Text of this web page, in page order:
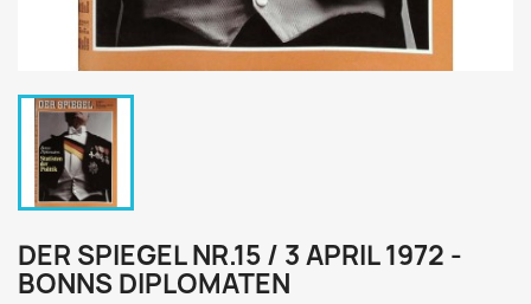
DER SPIEGEL NR.15 / 3 APRIL 1972 -
BONNS DIPLOMATEN